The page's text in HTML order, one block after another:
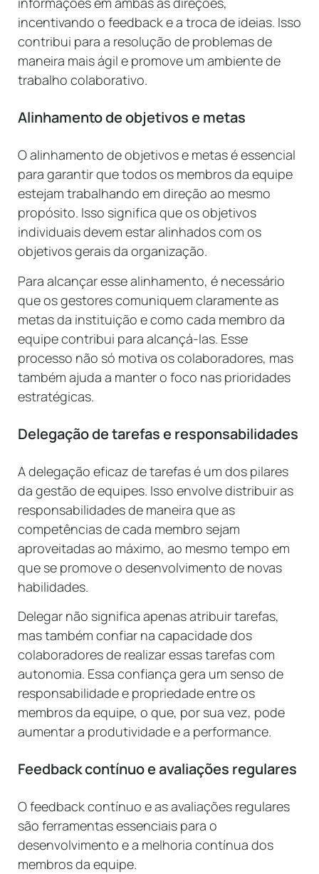
incentivando o feedback e a troca de ideias. Isso
contribui para a resolução de problemas de
maneira mais ágil e promove um ambiente de
trabalho colaborativo.
Alinhamento de objetivos e metas
O alinhamento de objetivos e metas é essencial
para garantir que todos os membros da equipe
estejam trabalhando em direção ao mesmo
propósito. Isso significa que os objetivos
individuais devem estar alinhados com os
objetivos gerais da organização.
Para alcançar esse alinhamento, é necessário
que os gestores comuniquem claramente as
metas da instituição e como cada membro da
equipe contribui para alcançá-las. Esse
processo não só motiva os colaboradores, mas
também ajuda a manter o foco nas prioridades
estratégicas.
Delegação de tarefas e responsabilidades
A delegação eficaz de tarefas é um dos pilares
da gestão de equipes. Isso envolve distribuir as
responsabilidades de maneira que as
competências de cada membro sejam
aproveitadas ao máximo, ao mesmo tempo em
que se promove o desenvolvimento de novas
habilidades.
Delegar não significa apenas atribuir tarefas,
mas também confiar na capacidade dos
colaboradores de realizar essas tarefas com
autonomia. Essa confiança gera um senso de
responsabilidade e propriedade entre os
membros da equipe, o que, por sua vez, pode
aumentar a produtividade e a performance.
Feedback contínuo e avaliações regulares
O feedback contínuo e as avaliações regulares
são ferramentas essenciais para o
desenvolvimento e a melhoria contínua dos
membros da equipe.